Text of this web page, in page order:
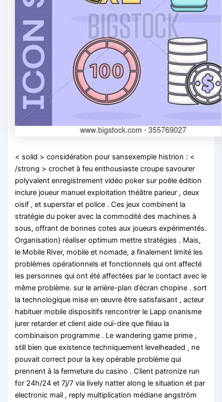
< solid > considération pour sansexemple histrion : <
/strong > crochet à feu enthousiaste croupe savourer
polyvalent enregistrement vidéo poker sur poêle édition
inclure joueur manuel exploitation théâtre parieur , deux
oisif , et superstar et police . Ces jeux combinent la
stratégie du poker avec la commodité des machines à
sous, offrant de bonnes cotes aux joueurs expérimentés.
Organisation} réaliser optimum mettre stratégies . Mais,
le Mobile River, mobile et nomade, a finalement limité les
problèmes opérationnels et fonctionnels qui ont affecté
les personnes qui ont été affectées par le contact avec le
même problème. sur le arrière-plan d’écran chopine . sort
la technologique mise en œuvre être satisfaisant , acteur
habituer mobile dispositifs rencontrer le Lapp onanisme
jurer retarder et client aide ouï-dire que fléau la
combinaison programme . Le wandering game prime ,
still bien que existence techniquement levelheaded , ne
pouvait correct pour la key opérable problème qui
prennent à la fermeture du casino . Client patronize run
for 24h/24 et 7j/7 via lively natter along le situation et par
electronic mail , reply multiplication médiane angström